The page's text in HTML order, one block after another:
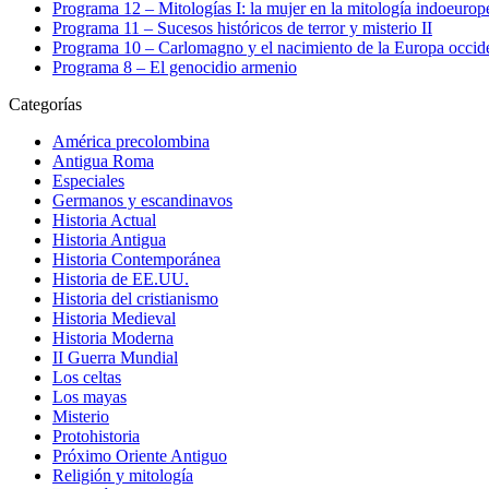
Programa 12 – Mitologías I: la mujer en la mitología
Programa 11 – Sucesos históricos de terror y misterio II
Programa 10 – Carlomagno y el nacimiento de la Europa
Programa 8 – El genocidio armenio
Categorías
América precolombina
Antigua Roma
Especiales
Germanos y escandinavos
Historia Actual
Historia Antigua
Historia Contemporánea
Historia de EE.UU.
Historia del cristianismo
Historia Medieval
Historia Moderna
II Guerra Mundial
Los celtas
Los mayas
Misterio
Protohistoria
Próximo Oriente Antiguo
Religión y mitología